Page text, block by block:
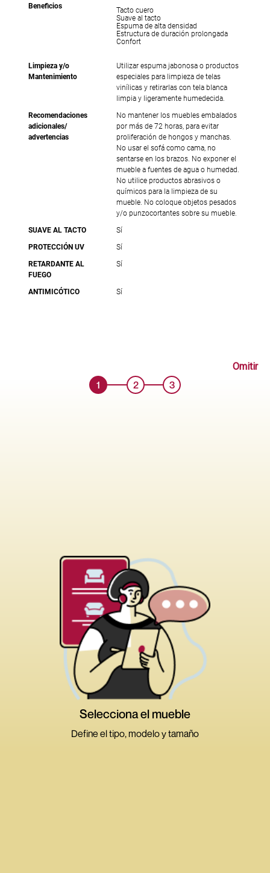
Beneficios
Tacto cuero
Suave al tacto
Espuma de alta densidad
Estructura de duración prolongada
Confort
Limpieza y/o
Mantenimiento
Utilizar espuma jabonosa o productos
especiales para limpieza de telas
vinílicas y retirarlas con tela blanca
limpia y ligeramente humedecida.
Recomendaciones
adicionales/
advertencias
No mantener los muebles embalados
por más de 72 horas, para evitar
proliferación de hongos y manchas.
No usar el sofá como cama, no
sentarse en los brazos. No exponer el
mueble a fuentes de agua o humedad.
No utilice productos abrasivos o
químicos para la limpieza de su
mueble. No coloque objetos pesados
y/o punzocortantes sobre su mueble.
SUAVE AL TACTO
Sí
PROTECCIÓN UV
Sí
RETARDANTE AL
FUEGO
Sí
ANTIMICÓTICO Sí